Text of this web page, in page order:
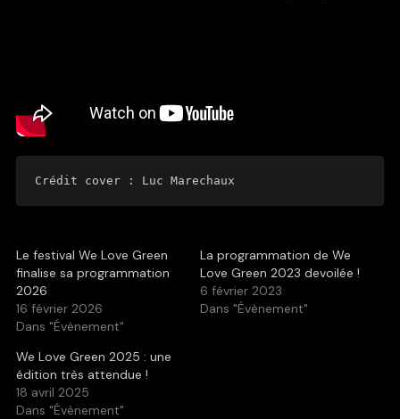
Crédit cover : Luc Marechaux
Le festival We Love Green
finalise sa programmation
2026
16 février 2026
Dans "Évènement"
La programmation de We
Love Green 2023 devoilée !
6 février 2023
Dans "Évènement"
We Love Green 2025 : une
édition très attendue !
18 avril 2025
Dans "Évènement"